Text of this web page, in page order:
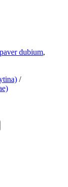
dubium,
/